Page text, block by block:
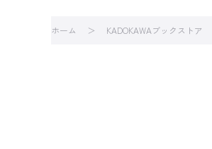
ホーム KADOKAWAブックストア